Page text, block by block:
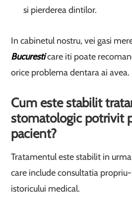
si pierderea dintilor.
In cabinetul nostru, vei gasi
Bucuresticare iti poate
orice problema dentara ai avea.
Cum este stabilit
stomatologic potrivit
pacient?
Tratamentul este stabilit in
care include consultatia
istoricului medical.